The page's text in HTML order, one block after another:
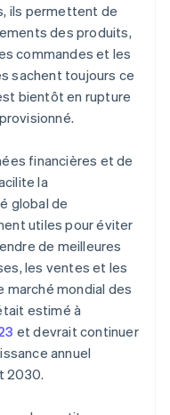
ils permettent de
des produits,
commandes et les
sachent toujours ce
bientôt en rupture
financières et de
la
global de
utiles pour éviter
de meilleures
les ventes et les
marché mondial des
estimé à
et devrait continuer
annuel
2030.